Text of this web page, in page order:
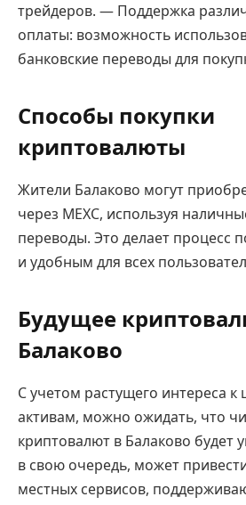
трейдеров. — Поддержка
оплаты: возможность
банковские переводы для
Способы покупки
криптовалюты
Жители Балаково могут
через MEXC, используя
переводы. Это делает процесс
и удобным для всех
Будущее
Балаково
С учетом растущего интереса
активам, можно ожидать, что
криптовалют в Балаково будет
в свою очередь, может
местных сервисов,